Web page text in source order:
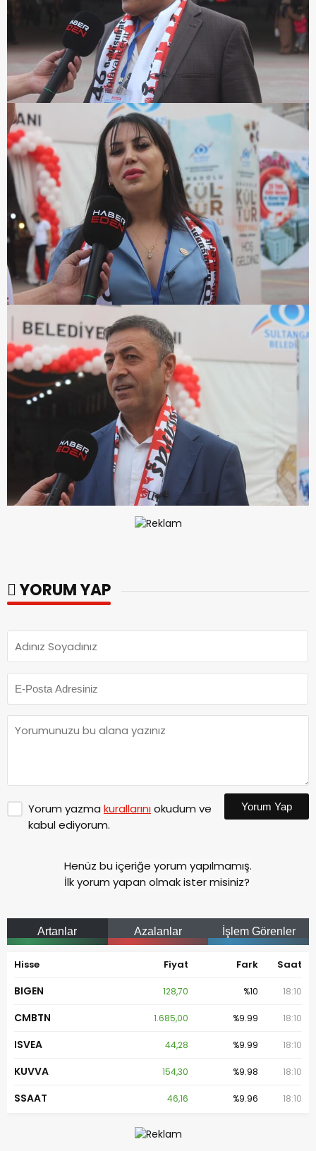
YORUM YAP
Yorum yazma kurallarınıokudum ve
kabul ediyorum.
Yorum Yap
Henüz bu içeriğe yorum yapılmamış.
İlk yorum yapan olmak ister misiniz?
Artanlar Azalanlar İşlem Görenler
Hisse Fiyat Fark Saat
BIGEN 128,70 %10 18:10
CMBTN 1.685,00 %9.99 18:10
ISVEA 44,28 %9.99 18:10
KUVVA 154,30 %9.98 18:10
SSAAT 46,16 %9.96 18:10